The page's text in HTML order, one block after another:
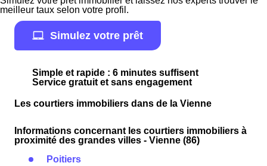
meilleur taux selon votre profil.
Simulez votre prêt
Simple et rapide : 6 minutes suffisent
Service gratuit et sans engagement
Les courtiers immobiliers dans de la Vienne
Informations concernant les courtiers immobiliers à
proximité des grandes villes - Vienne (86)
Poitiers